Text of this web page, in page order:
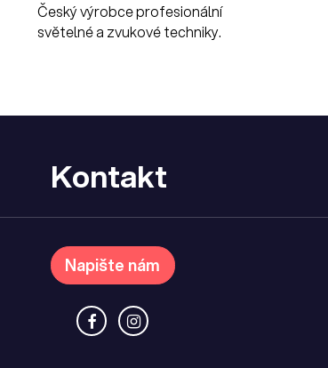
Český výrobce profesionální
světelné a zvukové techniky.
Kontakt
Napište nám